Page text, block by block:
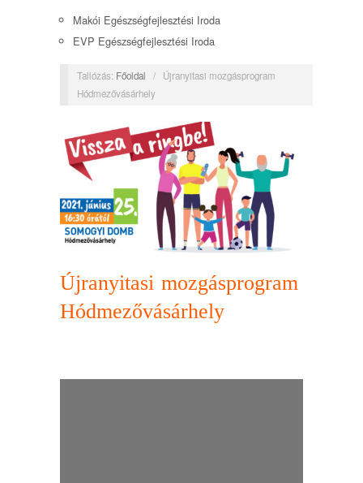
Makói Egészségfejlesztési Iroda
EVP Egészségfejlesztési Iroda
Tallózás: Főoldal /
Újranyitasi mozgásprogram
Hódmezővásárhely
Újranyitasi mozgásprogram
Hódmezővásárhely